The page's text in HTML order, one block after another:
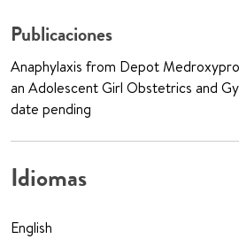
Publicaciones
Anaphylaxis from Depot
an Adolescent Girl Obstetrics and
date pending
Idiomas
English